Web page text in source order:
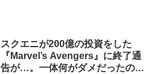
スクエニが200億の投資をした
『Marvel’s Avengers』に終了通
告が…。一体何がダメだったの